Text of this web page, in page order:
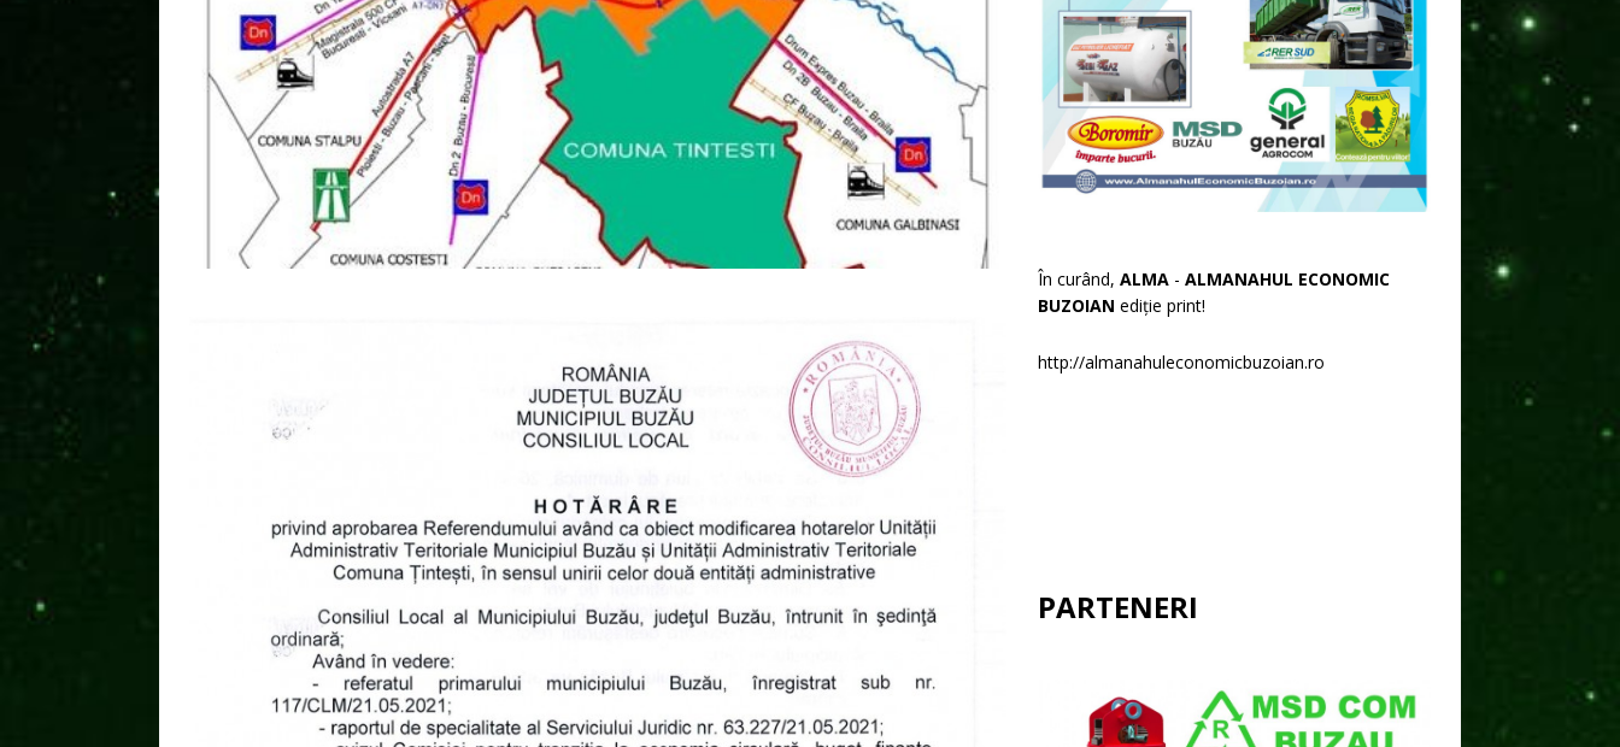
În curând, ALMA - ALMANAHUL ECONOMIC
BUZOIAN ediție print!
http://almanahuleconomicbuzoian.ro
PARTENERI